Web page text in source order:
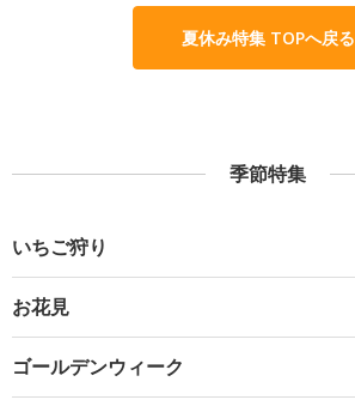
夏休み特集 TOPへ戻る
季節特集
いちご狩り
お花見
ゴールデンウィーク